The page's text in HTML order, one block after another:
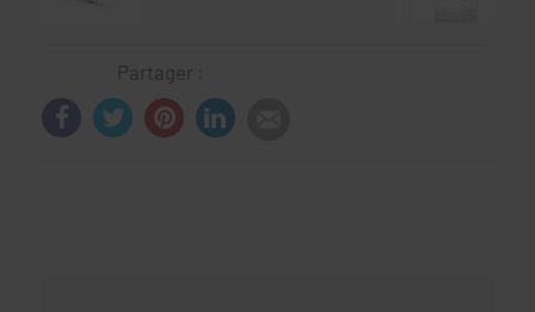
Partager :